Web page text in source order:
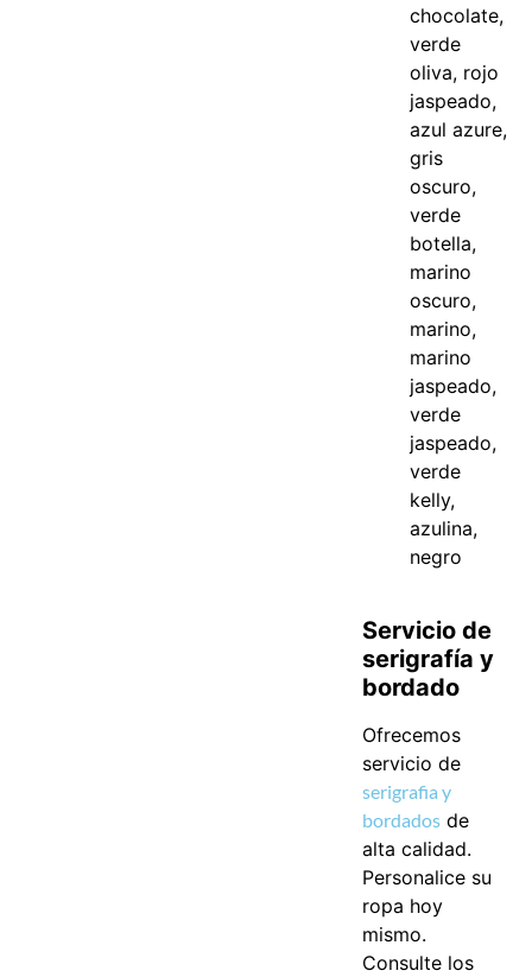
chocolate,
verde
oliva, rojo
jaspeado,
azul azure,
gris
oscuro,
verde
botella,
marino
oscuro,
marino,
marino
jaspeado,
verde
jaspeado,
verde
kelly,
azulina,
negro
Servicio de
serigrafía y
bordado
Ofrecemos
servicio de
serigrafia y
bordados de
alta calidad.
Personalice su
ropa hoy
mismo.
Consulte los